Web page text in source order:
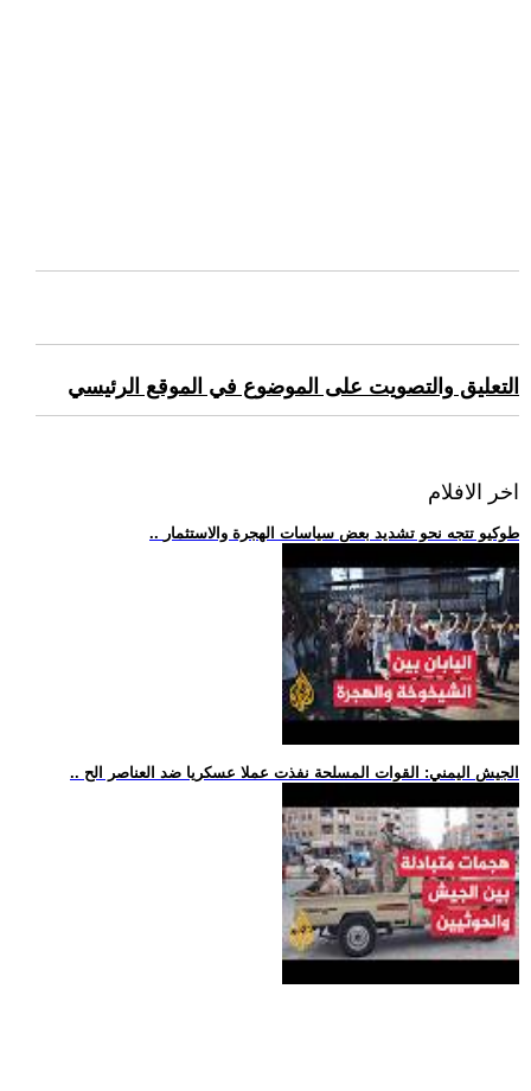
التعليق والتصويت على الموضوع في الموقع الرئيسي
اخر الافلام
.. طوكيو تتجه نحو تشديد بعض سياسات الهجرة والاستثمار
.. الجيش اليمني: القوات المسلحة نفذت عملا عسكريا ضد العناصر الح